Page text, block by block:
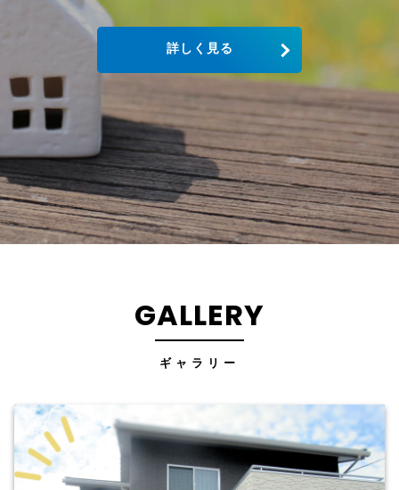
詳しく見る
GALLERY
ギャラリー